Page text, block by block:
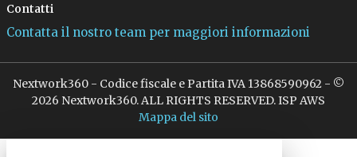
Contatti
Contatta il nostro team per maggiori informazioni
Nextwork360 - Codice fiscale e Partita IVA 13868590962 - ©
2026 Nextwork360. ALL RIGHTS RESERVED. ISP AWS
Mappa del sito